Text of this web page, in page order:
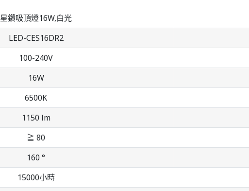
星鑽吸頂燈16W,白光
LED-CES16DR2
100-240V
16W
6500K
1150 lm
≧ 80
160 °
15000小時